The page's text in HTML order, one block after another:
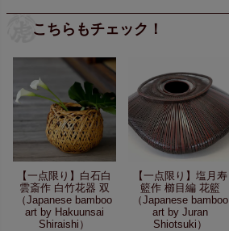
こちらもチェック！
【一点限り】 白石白
雲斎作 白竹花器 双
（Japanese bamboo
art by Hakuunsai
Shiraishi）
【一点限り】塩月寿
籃作 櫛目編 花籃
（Japanese bamboo
art by Juran
Shiotsuki）